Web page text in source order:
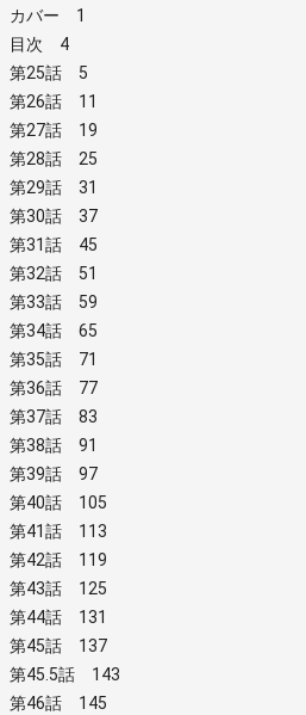
カバー 1
目次 4
第25話 5
第26話 11
第27話 19
第28話 25
第29話 31
第30話 37
第31話 45
第32話 51
第33話 59
第34話 65
第35話 71
第36話 77
第37話 83
第38話 91
第39話 97
第40話 105
第41話 113
第42話 119
第43話 125
第44話 131
第45話 137
第45.5話 143
第46話 145